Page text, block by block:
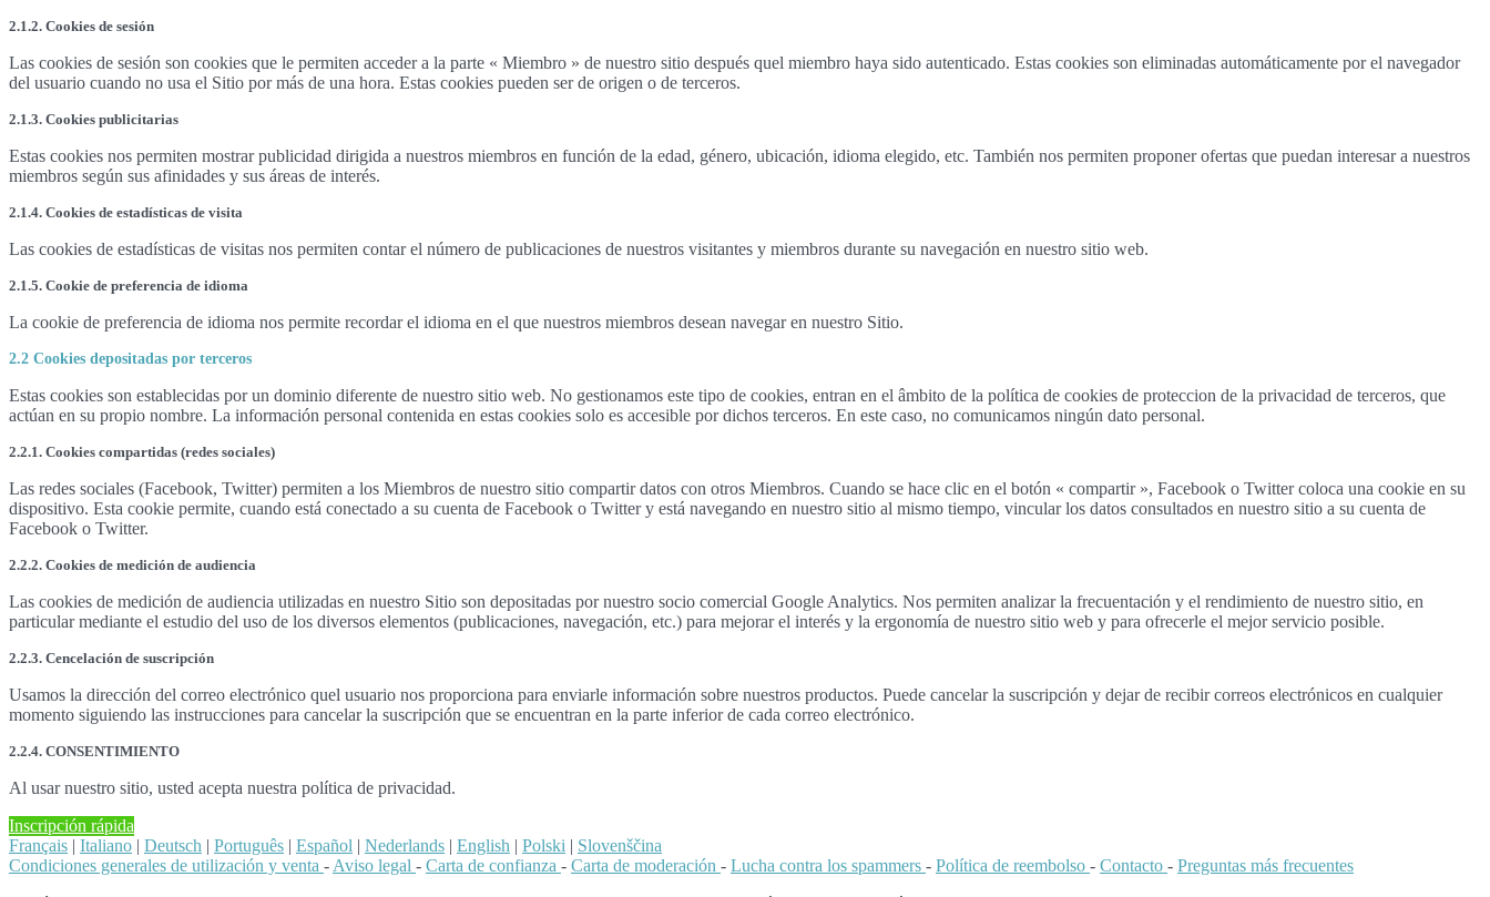
2.1.2. Cookies de sesión
Las cookies de sesión son cookies que le permiten acceder a la parte « Miembro » de nuestro sitio después quel miembro haya sido autenticado. Estas cookies son eliminadas automáticamente por el navegador
del usuario cuando no usa el Sitio por más de una hora. Estas cookies pueden ser de origen o de terceros.
2.1.3. Cookies publicitarias
Estas cookies nos permiten mostrar publicidad dirigida a nuestros miembros en función de la edad, género, ubicación, idioma elegido, etc. También nos permiten proponer ofertas que puedan interesar a nuestros
miembros según sus afinidades y sus áreas de interés.
2.1.4. Cookies de estadísticas de visita
Las cookies de estadísticas de visitas nos permiten contar el número de publicaciones de nuestros visitantes y miembros durante su navegación en nuestro sitio web.
2.1.5. Cookie de preferencia de idioma
La cookie de preferencia de idioma nos permite recordar el idioma en el que nuestros miembros desean navegar en nuestro Sitio.
2.2 Cookies depositadas por terceros
Estas cookies son establecidas por un dominio diferente de nuestro sitio web. No gestionamos este tipo de cookies, entran en el âmbito de la política de cookies de proteccion de la privacidad de terceros, que
actúan en su propio nombre. La información personal contenida en estas cookies solo es accesible por dichos terceros. En este caso, no comunicamos ningún dato personal.
2.2.1. Cookies compartidas (redes sociales)
Las redes sociales (Facebook, Twitter) permiten a los Miembros de nuestro sitio compartir datos con otros Miembros. Cuando se hace clic en el botón « compartir », Facebook o Twitter coloca una cookie en su
dispositivo. Esta cookie permite, cuando está conectado a su cuenta de Facebook o Twitter y está navegando en nuestro sitio al mismo tiempo, vincular los datos consultados en nuestro sitio a su cuenta de
Facebook o Twitter.
2.2.2. Cookies de medición de audiencia
Las cookies de medición de audiencia utilizadas en nuestro Sitio son depositadas por nuestro socio comercial Google Analytics. Nos permiten analizar la frecuentación y el rendimiento de nuestro sitio, en
particular mediante el estudio del uso de los diversos elementos (publicaciones, navegación, etc.) para mejorar el interés y la ergonomía de nuestro sitio web y para ofrecerle el mejor servicio posible.
2.2.3. Cencelación de suscripción
Usamos la dirección del correo electrónico quel usuario nos proporciona para enviarle información sobre nuestros productos. Puede cancelar la suscripción y dejar de recibir correos electrónicos en cualquier
momento siguiendo las instrucciones para cancelar la suscripción que se encuentran en la parte inferior de cada correo electrónico.
2.2.4. CONSENTIMIENTO
Al usar nuestro sitio, usted acepta nuestra política de privacidad.
Inscripción rápida
Français | Italiano | Deutsch | Português | Español | Nederlands | English | Polski | Slovenščina
Condiciones generales de utilización y venta - Aviso legal - Carta de confianza - Carta de moderación - Lucha contra los spammers - Política de reembolso - Contacto - Preguntas más frecuentes